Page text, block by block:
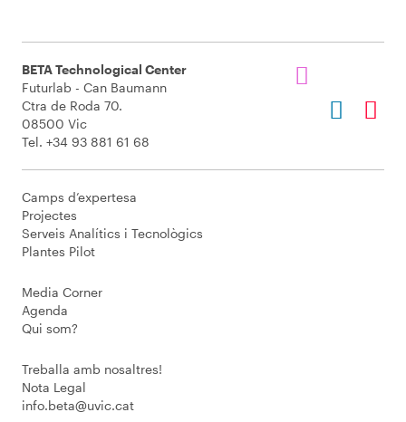
BETA Technological Center
Futurlab - Can Baumann
Ctra de Roda 70.
08500 Vic
Tel. +34 93 881 61 68
Camps d’expertesa
Projectes
Serveis Analítics i Tecnològics
Plantes Pilot
Media Corner
Agenda
Qui som?
Treballa amb nosaltres!
Nota Legal
info.beta@uvic.cat